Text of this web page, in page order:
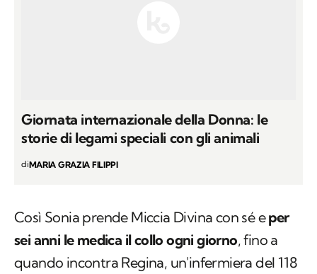
Giornata internazionale della Donna: le
storie di legami speciali con gli animali
diMARIA GRAZIA FILIPPI
Così Sonia prende Miccia Divina con sé eper
sei anni le medica il collo ogni giorno, fino a
quando incontra Regina, un'infermiera del 118